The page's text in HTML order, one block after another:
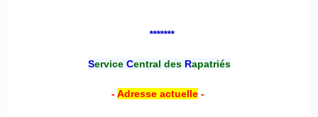
*******
Service Central desRapatriés
-Adresse actuelle-